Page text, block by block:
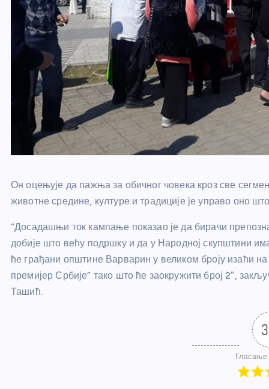
Он оцењује да пажња за обичног човека кроз све
животне средине, културе и традиције је управо оно
“Досадашњи ток кампање показао је да бирачи
добије што већу подршку и да у Народној скупштини
ће грађани општине Варварин у великом броју изаћи
премијер Србије” тако што ће заокружити број 2″,
Ташић.
Гласање